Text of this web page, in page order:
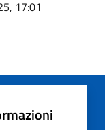
17:01